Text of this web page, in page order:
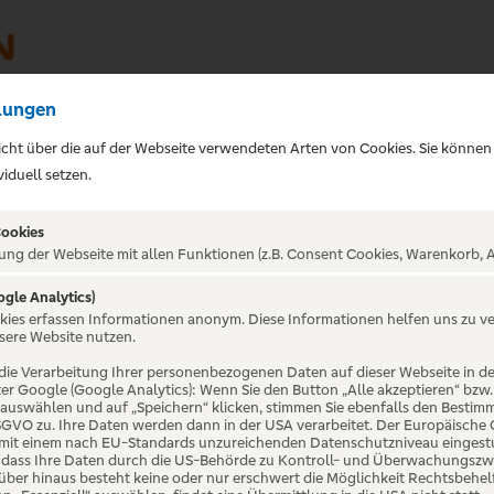
NICHT
über die auf der Webseite verwendeten Arten von Cookies. Sie
setzen.
der Webseite mit allen Funktionen (z.B. Consent Cookies, Warenkorb,
Analytics)
erfassen Informationen anonym. Diese Informationen helfen uns zu
Website nutzen.
Verarbeitung Ihrer personenbezogenen Daten auf dieser Webseite in
Google (Google Analytics): Wenn Sie den Button „Alle akzeptieren“
und auf „Speichern“ klicken, stimmen Sie ebenfalls den
zu. Ihre Daten werden dann in der USA verarbeitet. Der
einem nach EU-Standards unzureichenden Datenschutzniveau
Ihre Daten durch die US-Behörde zu Kontroll- und
hinaus besteht keine oder nur erschwert die Möglichkeit